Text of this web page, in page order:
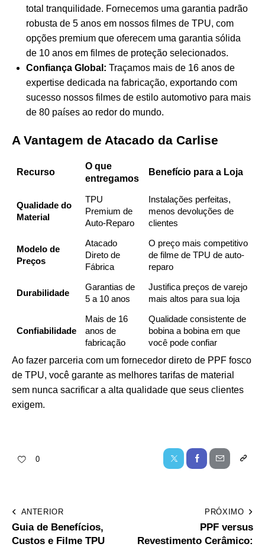
total tranquilidade. Fornecemos uma garantia padrão
robusta de 5 anos em nossos filmes de TPU, com
opções premium que oferecem uma garantia sólida
de 10 anos em filmes de proteção selecionados.
Confiança Global: Traçamos mais de 16 anos de
expertise dedicada na fabricação, exportando com
sucesso nossos filmes de estilo automotivo para mais
de 80 países ao redor do mundo.
A Vantagem de Atacado da Carlise
Recurso
O que
entregamos
Benefício para a Loja
Qualidade do
Material
TPU
Premium de
Auto-Reparo
Instalações perfeitas,
menos devoluções de
clientes
Modelo de
Preços
Atacado
Direto de
Fábrica
O preço mais competitivo
de filme de TPU de auto-
reparo
Durabilidade
Garantias de
5 a 10 anos
Justifica preços de varejo
mais altos para sua loja
Confiabilidade
Mais de 16
anos de
fabricação
Qualidade consistente de
bobina a bobina em que
você pode confiar
Ao fazer parceria com um fornecedor direto de PPF fosco
de TPU, você garante as melhores tarifas de material
sem nunca sacrificar a alta qualidade que seus clientes
exigem.
0
ANTERIOR
Guia de Benefícios,
Custos e Filme TPU
PRÓXIMO
PPF versus
Revestimento Cerâmico: